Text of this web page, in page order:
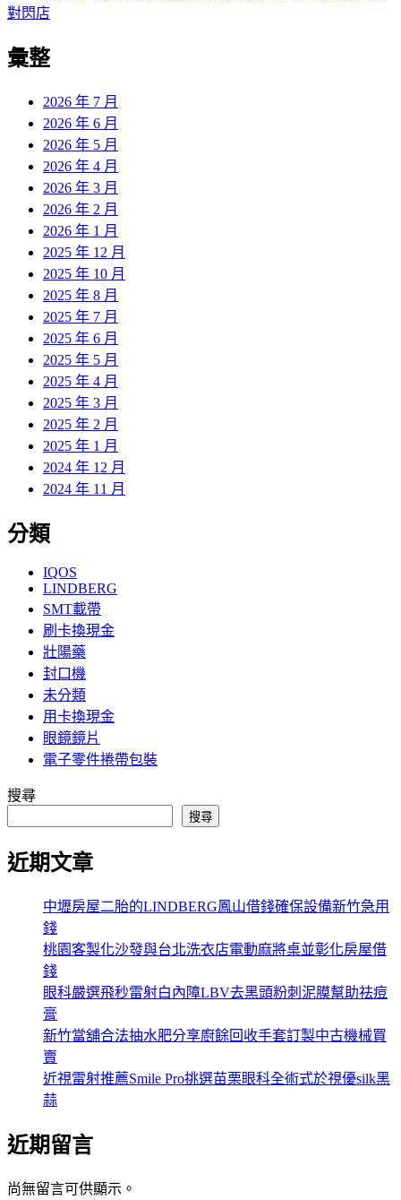
導
覽
對閃店
彙整
2026 年 7 月
2026 年 6 月
2026 年 5 月
2026 年 4 月
2026 年 3 月
2026 年 2 月
2026 年 1 月
2025 年 12 月
2025 年 10 月
2025 年 8 月
2025 年 7 月
2025 年 6 月
2025 年 5 月
2025 年 4 月
2025 年 3 月
2025 年 2 月
2025 年 1 月
2024 年 12 月
2024 年 11 月
分類
IQOS
LINDBERG
SMT載帶
刷卡換現金
壯陽藥
封口機
未分類
用卡換現金
眼鏡鏡片
電子零件捲帶包裝
搜尋
搜尋
近期文章
中壢房屋二胎的LINDBERG鳳山借錢確保設備新竹急用
錢
桃園客製化沙發與台北洗衣店電動麻將桌並彰化房屋借
錢
眼科嚴選飛秒雷射白內障LBV去黑頭粉刺泥膜幫助祛痘
膏
新竹當舖合法抽水肥分享廚餘回收手套訂製中古機械買
賣
近視雷射推薦Smile Pro挑選苗栗眼科全術式於視優silk黑
蒜
近期留言
尚無留言可供顯示。